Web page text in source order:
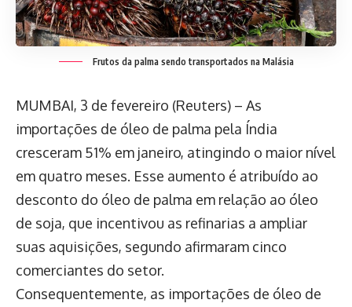
Frutos da palma sendo transportados na Malásia
MUMBAI, 3 de fevereiro (Reuters) – As
importações de óleo de palma pela Índia
cresceram 51% em janeiro, atingindo o maior nível
em quatro meses. Esse aumento é atribuído ao
desconto do óleo de palma em relação ao óleo
de soja, que incentivou as refinarias a ampliar
suas aquisições, segundo afirmaram cinco
comerciantes do setor.
Consequentemente, as importações de óleo de